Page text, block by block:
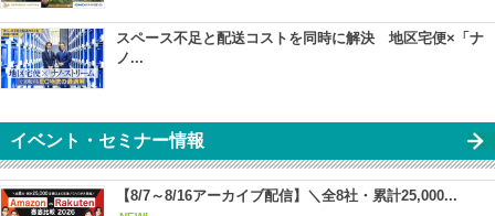
スペース不足と配送コストを同時に解決 地区宅便×「ナ
ノ...
イベント・セミナー情報
【8/7～8/16アーカイブ配信】＼全8社・累計25,000...